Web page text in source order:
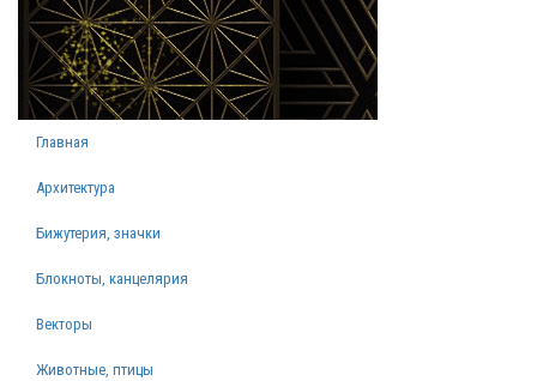
Главная
Архитектура
Бижутерия, значки
Блокноты, канцелярия
Векторы
Животные, птицы